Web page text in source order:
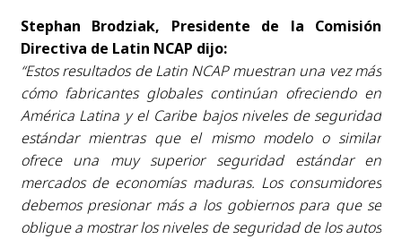
Stephan Brodziak, Presidente de la Comisión
Directiva de Latin NCAP dijo:
“Estos resultados de Latin NCAP muestran una vez más
cómo fabricantes globales continúan ofreciendo en
América Latina y el Caribe bajos niveles de seguridad
estándar mientras que el mismo modelo o similar
ofrece una muy superior seguridad estándar en
mercados de economías maduras. Los consumidores
debemos presionar más a los gobiernos para que se
obligue a mostrar los niveles de seguridad de los autos